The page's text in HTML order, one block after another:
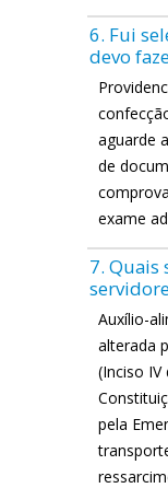
6. Fui
devo
aguarde
de
exame
7. Quais
Auxílio-
alterada
(Inciso IV
pela